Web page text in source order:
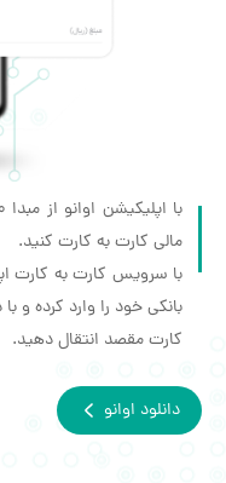
مالی کارت به کارت کنید.
با سرویس کارت به کارت
بانکی خود را وارد کرده و
کارت مقصد انتقال دهید.
دانلود اوانو